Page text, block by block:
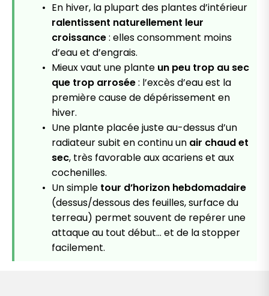
En hiver, la plupart des plantes d’intérieur
ralentissent naturellement leur
croissance: elles consomment moins
d’eau et d’engrais.
Mieux vaut une plante un peu trop au sec
que trop arrosée: l’excès d’eau est la
première cause de dépérissement en
hiver.
Une plante placée juste au-dessus d’un
radiateur subit en continu un air chaud et
sec, très favorable aux acariens et aux
cochenilles.
Un simple tour d’horizon hebdomadaire
(dessus/dessous des feuilles, surface du
terreau) permet souvent de repérer une
attaque au tout début… et de la stopper
facilement.